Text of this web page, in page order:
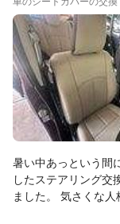
暑い中あっという間
したステアリング交
ました。 気さくな
頂けました。 また